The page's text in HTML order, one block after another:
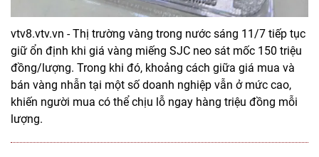
vtv8.vtv.vn - Thị trường vàng trong nước sáng 11/7 tiếp tục
giữ ổn định khi giá vàng miếng SJC neo sát mốc 150 triệu
đồng/lượng. Trong khi đó, khoảng cách giữa giá mua và
bán vàng nhẫn tại một số doanh nghiệp vẫn ở mức cao,
khiến người mua có thể chịu lỗ ngay hàng triệu đồng mỗi
lượng.